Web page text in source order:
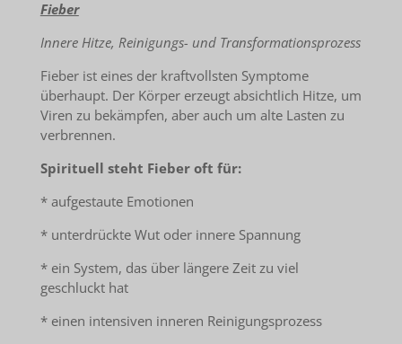
Fieber
Innere Hitze, Reinigungs- und Transformationsprozess
Fieber ist eines der kraftvollsten Symptome
überhaupt. Der Körper erzeugt absichtlich Hitze, um
Viren zu bekämpfen, aber auch um alte Lasten zu
verbrennen.
Spirituell steht Fieber oft für:
* aufgestaute Emotionen
* unterdrückte Wut oder innere Spannung
* ein System, das über längere Zeit zu viel
geschluckt hat
* einen intensiven inneren Reinigungsprozess